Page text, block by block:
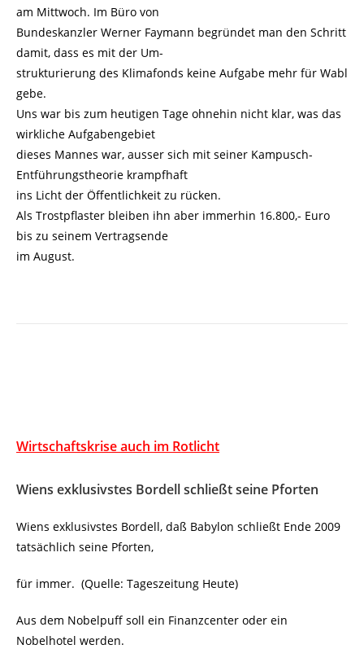
am Mittwoch. Im Büro von
Bundeskanzler Werner Faymann begründet man den Schritt
damit, dass es mit der Um-
strukturierung des Klimafonds keine Aufgabe mehr für Wabl
gebe.
Uns war bis zum heutigen Tage ohnehin nicht klar, was das
wirkliche Aufgabengebiet
dieses Mannes war, ausser sich mit seiner Kampusch-
Entführungstheorie krampfhaft
ins Licht der Öffentlichkeit zu rücken.
Als Trostpflaster bleiben ihn aber immerhin 16.800,- Euro
bis zu seinem Vertragsende
im August.
Wirtschaftskrise auch im Rotlicht
Wiens exklusivstes Bordell schließt seine Pforten
Wiens exklusivstes Bordell, daß Babylon schließt Ende 2009
tatsächlich seine Pforten,
für immer. (Quelle: Tageszeitung Heute)
Aus dem Nobelpuff soll ein Finanzcenter oder ein
Nobelhotel werden.